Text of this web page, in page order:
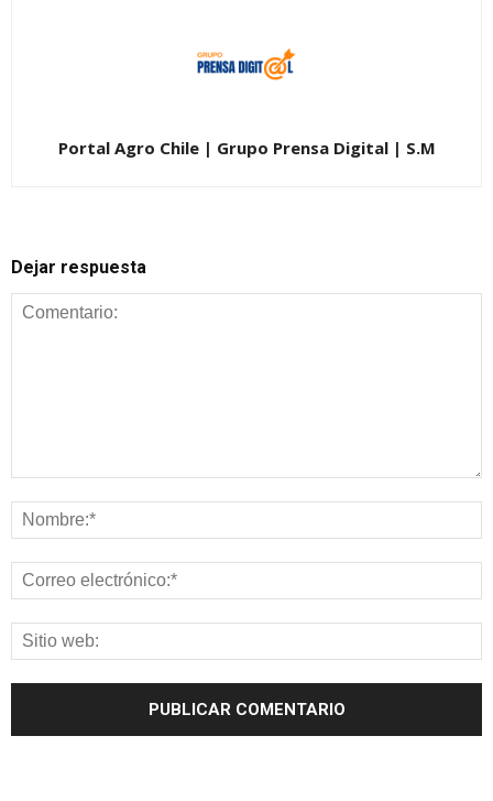
Portal Agro Chile | Grupo Prensa Digital | S.M
Dejar respuesta